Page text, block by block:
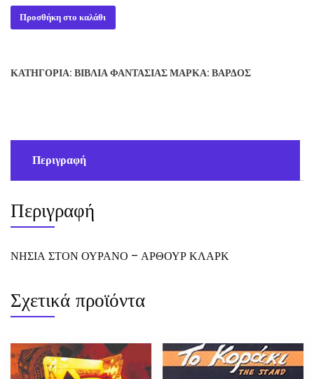
ΝΗΣΙΑ
ΣΤΟΝ
ΑΡΘΟΥΡ
Προσθήκη στο καλάθι
ΚΑΤΗΓΟΡΊΑ: ΒΙΒΛΊΑ ΦΑΝΤΑΣΊΑΣΜΆΡΚΑ: ΒΆΡΔΟΣ
Περιγραφή
Περιγραφή
ΝΗΣΙΑ ΣΤΟΝ ΟΥΡΑΝΟ – ΑΡΘΟΥΡ ΚΛΑΡΚ
Σχετικά προϊόντα